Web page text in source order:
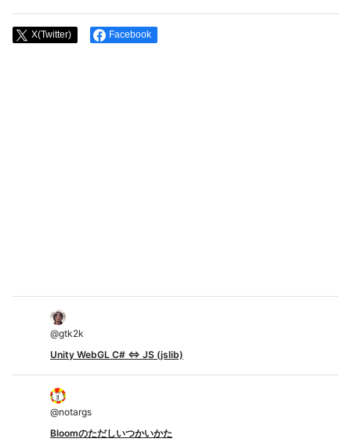
X(Twitter) Facebook
@gtk2k
Unity WebGL C# <=> JS (jslib)
@notargs
Bloomのただしいつかいかた